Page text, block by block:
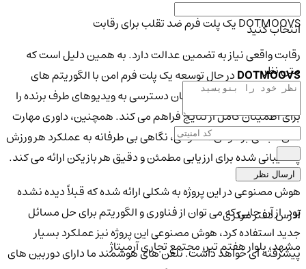
DOTMOOVS یک پلت فرم ضد تقلب برای رقابت
رقابت واقعی نیاز به تضمین عدالت دارد. به همین دلیل است که
DOTMOOVSدر حال توسعه یک پلت فرم امن با الگوریتم های
تشخیص تقلب است که امکان دسترسی به ویدیوهای طرف برنده را
برای اطمینان کامل از نتایج فراهم می کند. همچنین، داوری مهارت
های مبتنی بر هوش مصنوعی، نگاهی بی طرفانه به عملکرد هر ورزش
پشتیبانی شده برای ارزیابی مطمئن و دقیق هر بازیکن ارائه می کند.
هوش مصنوعی در این پروژه به شکلی ارائه شده که قبلاً دیده نشده
بود. از آن جایی که می توان از فناوری و الگوریتم برای حل مسائل
جدید استفاده کرد، هوش مصنوعی این پروژه نیز عملکرد بسیار
پیشرفته ای خواهد داشت. تلفن های هوشمند ما دارای دوربین های
انتخاب کنید
متن نظر
ارسال نظر
آدرس دفتر مرکزی
مشهد، بلوار هفتم تیر، مجتمع تجاری آرمیتاژ